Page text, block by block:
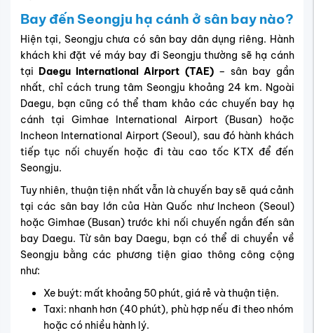
Bay đến Seongju hạ cánh ở sân bay nào?
Hiện tại, Seongju chưa có sân bay dân dụng riêng. Hành
khách khi đặt vé máy bay đi Seongju thường sẽ hạ cánh
tại Daegu International Airport (TAE)– sân bay gần
nhất, chỉ cách trung tâm Seongju khoảng 24 km. Ngoài
Daegu, bạn cũng có thể tham khảo các chuyến bay hạ
cánh tại Gimhae International Airport (Busan) hoặc
Incheon International Airport (Seoul), sau đó hành khách
tiếp tục nối chuyến hoặc đi tàu cao tốc KTX để đến
Seongju.
Tuy nhiên, thuận tiện nhất vẫn là chuyến bay sẽ quá cảnh
tại các sân bay lớn của Hàn Quốc như Incheon (Seoul)
hoặc Gimhae (Busan) trước khi nối chuyến ngắn đến sân
bay Daegu. Từ sân bay Daegu, bạn có thể di chuyển về
Seongju bằng các phương tiện giao thông công cộng
như:
Xe buýt: mất khoảng 50 phút, giá rẻ và thuận tiện.
Taxi: nhanh hơn (40 phút), phù hợp nếu đi theo nhóm
hoặc có nhiều hành lý.